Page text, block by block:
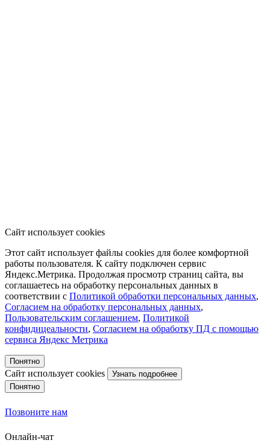
Сайт использует cookies
Этот сайт использует файлы cookies для более комфортной
работы пользователя. К сайту подключен сервис
Яндекс.Метрика. Продолжая просмотр страниц сайта, вы
соглашаетесь на обработку персональных данных в
соответствии с Политикой обработки персональных данных,
Согласием на обработку персональных данных,
Пользовательским соглашением, Политикой
конфидицеальности, Согласием на обработку ПД с помощью
сервиса Яндекс Метрика
Понятно
Сайт использует cookies
Узнать подробнее
Понятно
Позвоните нам
Онлайн-чат